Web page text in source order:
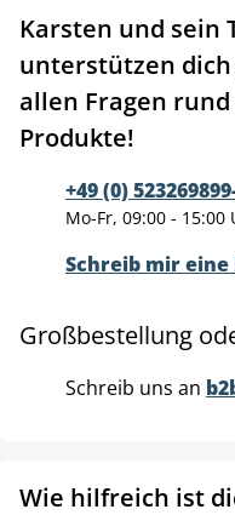
Karsten und sein
unterstützen dich
allen Fragen
Produkte!
+49 (0)
Mo-Fr, 09:00 - 15:00
Schreib mir eine
Großbestellung
Schreib uns an
Wie hilfreich ist